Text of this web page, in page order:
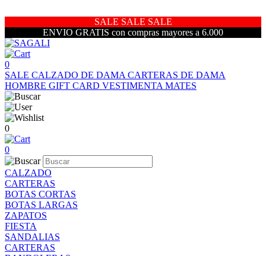
SALE SALE SALE
ENVIO GRATIS con compras mayores a 6.000
0
SALE CALZADO DE DAMA CARTERAS DE DAMA
HOMBRE GIFT CARD VESTIMENTA MATES
0
0
CALZADO
CARTERAS
BOTAS CORTAS
BOTAS LARGAS
ZAPATOS
FIESTA
SANDALIAS
CARTERAS